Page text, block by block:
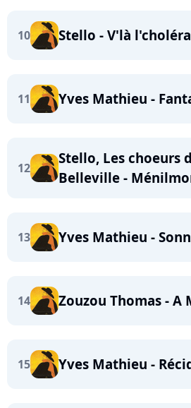
10 Stello - V'là
11 Yves Mathieu -
12
Stello, Les choeurs
Belleville -
13 Yves Mathieu -
14 Zouzou Thomas - A
15 Yves Mathieu -